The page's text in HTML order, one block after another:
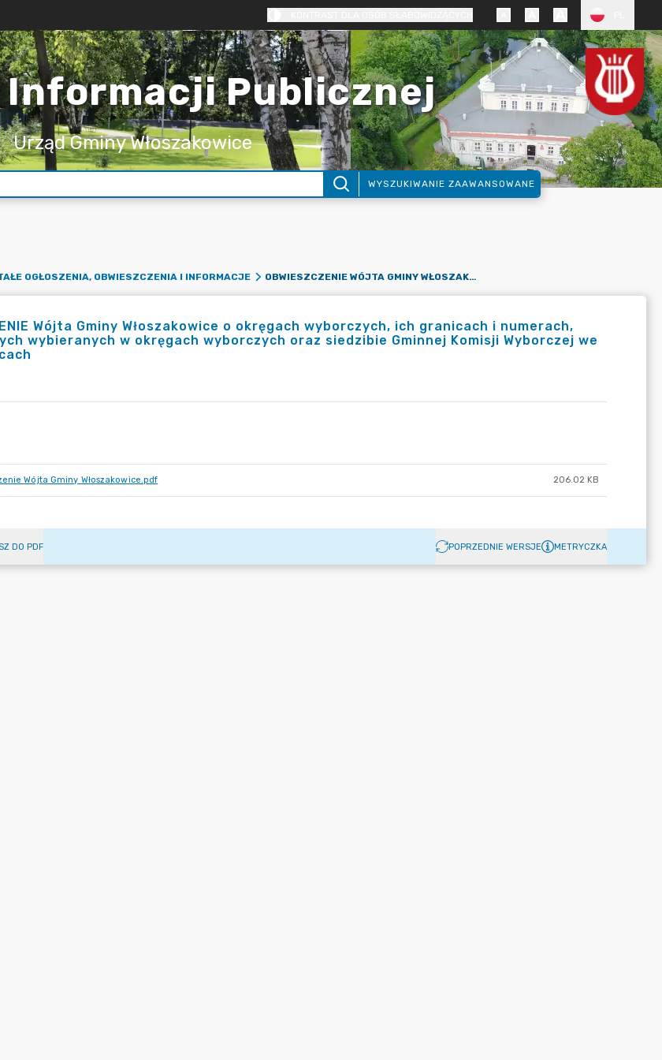
Publicznej
Urząd Gminy Włoszakowice
WYSZUKIWANIE ZAAWANSOWANE
OGŁOSZENIA, OBWIESZCZENIA I INFORMACJE OBWIESZCZENIE WÓJTA GMINY WŁOSZAKOWICE O OKRĘGACH WYBORCZYCH, ICH GRANICACH I NUMERACH, LICZBIE RADNYCH WYBIERANYCH W OKRĘGACH WYBORCZYCH ORAZ SIEDZIBIE GMINNEJ KOMISJI WYBORCZEJ WE WŁOSZAKOWICACH
Wójta Gminy Włoszakowice o okręgach wyborczych, ich granicach i numerach,
wybieranych w okręgach wyborczych oraz siedzibie Gminnej Komisji Wyborczej we
Wójta Gminy Włoszakowice.pdf 206.02 KB
DO PDF POPRZEDNIE WERSJE METRYCZKA